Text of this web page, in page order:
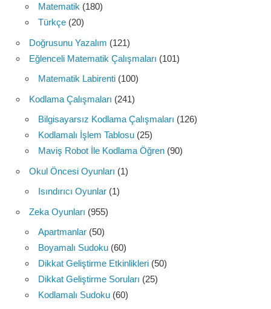
Matematik (180)
Türkçe (20)
Doğrusunu Yazalım (121)
Eğlenceli Matematik Çalışmaları (101)
Matematik Labirenti (100)
Kodlama Çalışmaları (241)
Bilgisayarsız Kodlama Çalışmaları (126)
Kodlamalı İşlem Tablosu (25)
Maviş Robot İle Kodlama Öğren (90)
Okul Öncesi Oyunları (1)
Isındırıcı Oyunlar (1)
Zeka Oyunları (955)
Apartmanlar (50)
Boyamalı Sudoku (60)
Dikkat Geliştirme Etkinlikleri (50)
Dikkat Geliştirme Soruları (25)
Kodlamalı Sudoku (60)